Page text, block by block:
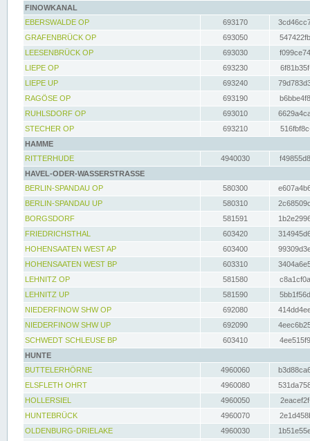
FINOWKANAL
EBERSWALDE OP
693170
GRAFENBRÜCK OP
693050
LEESENBRÜCK OP
693030
LIEPE OP
693230
LIEPE UP
693240
RAGÖSE OP
693190
RUHLSDORF OP
693010
STECHER OP
693210
HAMME
RITTERHUDE
4940030
HAVEL-ODER-WASSERSTRASSE
BERLIN-SPANDAU OP
580300
BERLIN-SPANDAU UP
580310
BORGSDORF
581591
FRIEDRICHSTHAL
603420
HOHENSAATEN WEST AP
603400
HOHENSAATEN WEST BP
603310
LEHNITZ OP
581580
LEHNITZ UP
581590
NIEDERFINOW SHW OP
692080
NIEDERFINOW SHW UP
692090
SCHWEDT SCHLEUSE BP
603410
HUNTE
BUTTELERHÖRNE
4960060
ELSFLETH OHRT
4960080
HOLLERSIEL
4960050
HUNTEBRÜCK
4960070
OLDENBURG-DRIELAKE
4960030